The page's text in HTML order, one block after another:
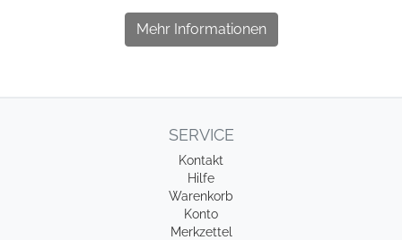
Mehr Informationen
SERVICE
Kontakt
Hilfe
Warenkorb
Konto
Merkzettel